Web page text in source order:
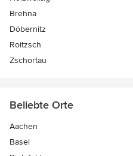
Brehna
Döbernitz
Roitzsch
Zschortau
Beliebte Orte
Aachen
Basel